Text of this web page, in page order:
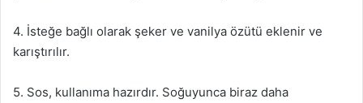
4. İsteğe bağlı olarak şeker ve vanilya özütü eklenir ve
karıştırılır.
5. Sos, kullanıma hazırdır. Soğuyunca biraz daha